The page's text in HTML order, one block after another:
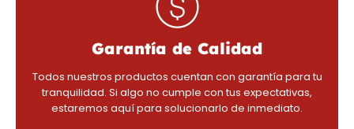
Garantía de Calidad
Todos nuestros productos cuentan con garantía para tu
tranquilidad. Si algo no cumple con tus expectativas,
estaremos aquí para solucionarlo de inmediato.